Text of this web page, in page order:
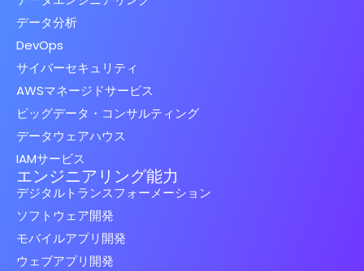
データ分析
DevOps
サイバーセキュリティ
AWSマネージドサービス
ビッグデータ・コンサルティング
データウェアハウス
IAMサービス
エンジニアリング能力
デジタルトランスフォーメーション
ソフトウェア開発
モバイルアプリ開発
ウェブアプリ開発